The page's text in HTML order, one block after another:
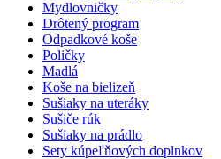
Mydlovničky
Drôtený program
Odpadkové koše
Poličky
Madlá
Koše na bielizeň
Sušiaky na uteráky
Sušiče rúk
Sušiaky na prádlo
Sety kúpeľňových doplnkov